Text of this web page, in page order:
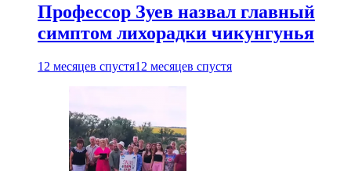
Профессор Зуев назвал главный
симптом лихорадки чикунгунья
12 месяцев спустя12 месяцев спустя